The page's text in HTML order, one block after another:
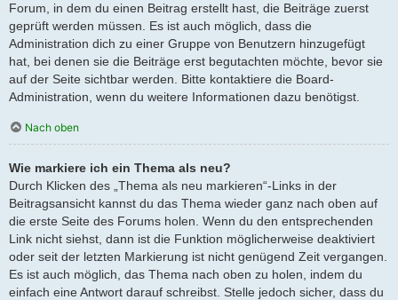
Forum, in dem du einen Beitrag erstellt hast, die Beiträge zuerst
geprüft werden müssen. Es ist auch möglich, dass die
Administration dich zu einer Gruppe von Benutzern hinzugefügt
hat, bei denen sie die Beiträge erst begutachten möchte, bevor sie
auf der Seite sichtbar werden. Bitte kontaktiere die Board-
Administration, wenn du weitere Informationen dazu benötigst.
Nach oben
Wie markiere ich ein Thema als neu?
Durch Klicken des „Thema als neu markieren“-Links in der
Beitragsansicht kannst du das Thema wieder ganz nach oben auf
die erste Seite des Forums holen. Wenn du den entsprechenden
Link nicht siehst, dann ist die Funktion möglicherweise deaktiviert
oder seit der letzten Markierung ist nicht genügend Zeit vergangen.
Es ist auch möglich, das Thema nach oben zu holen, indem du
einfach eine Antwort darauf schreibst. Stelle jedoch sicher, dass du